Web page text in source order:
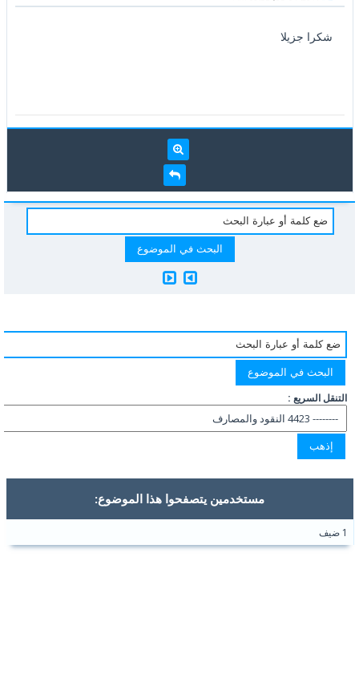
شكرا جزيلا
التنقل السريع :
مستخدمين يتصفحوا هذا الموضوع: